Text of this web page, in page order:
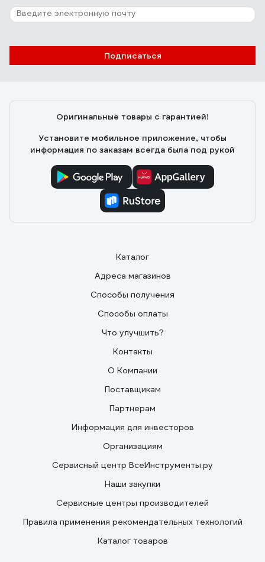
Подписаться
Оригинальные товары с гарантией!
Установите мобильное приложение, чтобы
информация по заказам всегда была под рукой
Каталог
Адреса магазинов
Способы получения
Способы оплаты
Что улучшить?
Контакты
О Компании
Поставщикам
Партнерам
Информация для инвесторов
Организациям
Сервисный центр ВсеИнструменты.ру
Наши закупки
Сервисные центры производителей
Правила применения рекомендательных технологий
Каталог товаров